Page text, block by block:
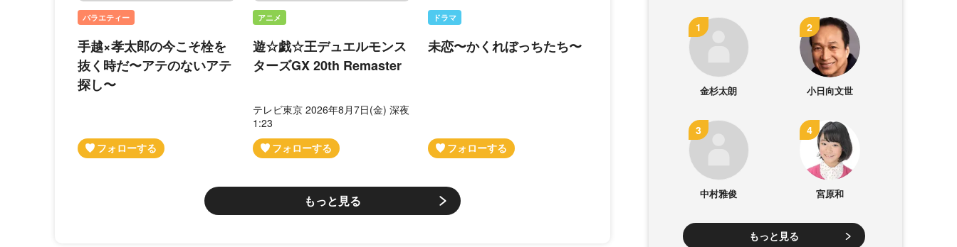
バラエティー
手越×孝太郎の今こそ栓を
抜く時だ〜アテのないアテ
探し〜
アニメ
遊☆戯☆王デュエルモンス
ターズGX 20th Remaster
テレビ東京 2026年8月7日(金) 深夜
1:23
ドラマ
未恋〜かくれぼっちたち〜
もっと見る
金杉太朗 小日向文世
中村雅俊 宮原和
もっと見る